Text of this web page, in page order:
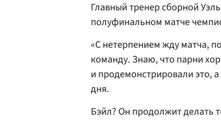
Главный тренер сборной
полуфинальном матче
«С нетерпением жду матча,
команду. Знаю, что парни
и продемонстрировали это,
дня.
Бэйл? Он продолжит делать